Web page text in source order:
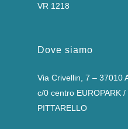
VR 1218
Dove siamo
Via Crivellin, 7 – 37010
c/0 centro EUROPARK
PITTARELLO